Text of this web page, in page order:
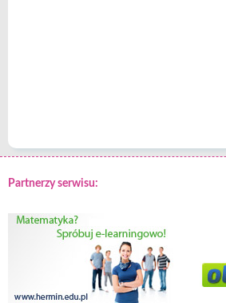
Partnerzy serwisu: